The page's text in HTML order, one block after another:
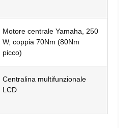
Motore centrale Yamaha, 250
W, coppia 70Nm (80Nm
picco)
Centralina multifunzionale
LCD